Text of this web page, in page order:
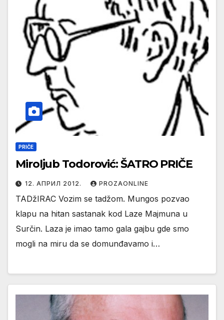
PRIČE
Miroljub Todorović: ŠATRO PRIČE
12. АПРИЛ 2012. PROZAONLINE
TADžIRAC Vozim se tadžom. Mungos pozvao
klapu na hitan sastanak kod Laze Majmuna u
Surčin. Laza je imao tamo gala gajbu gde smo
mogli na miru da se domunđavamo i…